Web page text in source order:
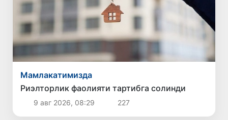
Мамлакатимизда
Риэлторлик фаолияти тартибга солинди
9 авг 2026, 08:29 227